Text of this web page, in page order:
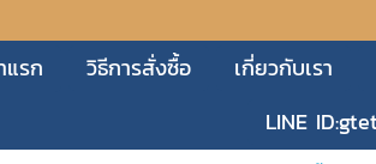
แรก วิธีการสั่งซื้อ
เกี่ยวกับเรา
LINE